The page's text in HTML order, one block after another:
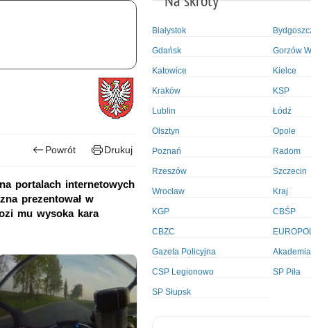
Powrót Drukuj
portalach internetowych
prezentował w
mu wysoka kara
Białystok
Gdańsk Gorzów
Katowice Kielce
Kraków KSP
Lublin Łódź
Olsztyn Opole
Poznań Radom
Rzeszów Szczecin
Wrocław Kraj
KGP CBŚP
CBZC
Gazeta Policyjna
CSP Legionowo SP Piła
SP Słupsk